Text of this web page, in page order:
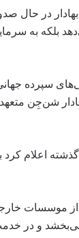
در حال
بلکه به
موفقیت‌آمیزی
بورس اوراق
اعلام کرد
از موسسات
و در